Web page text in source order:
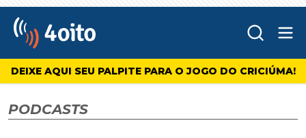
4oito
DEIXE AQUI SEU PALPITE PARA O JOGO DO CRICIÚMA!
PODCASTS